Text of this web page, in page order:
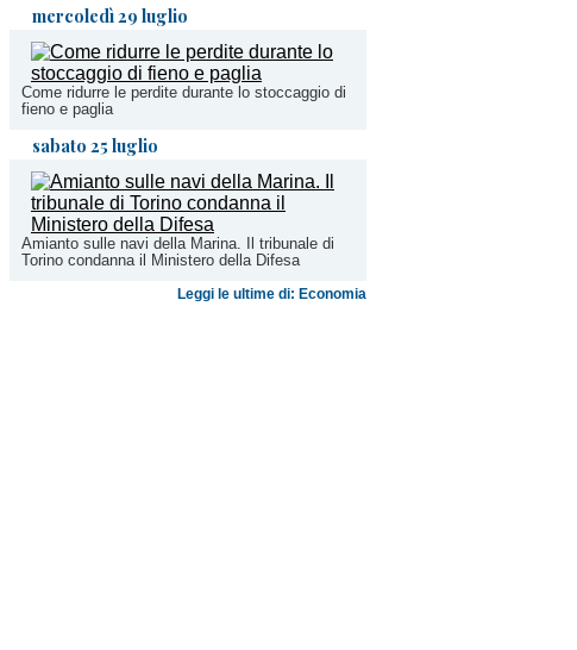
mercoledì 29 luglio
Come ridurre le perdite durante lo stoccaggio di
fieno e paglia
sabato 25 luglio
Amianto sulle navi della Marina. Il tribunale di
Torino condanna il Ministero della Difesa
Leggi le ultime di: Economia